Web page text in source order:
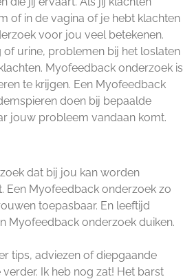
of in de vagina of je hebt klachten
voor jou veel betekenen.
of urine, problemen bij het loslaten
Myofeedback onderzoek is
te krijgen. Een Myofeedback
doen bij bepaalde
jouw probleem vandaan komt.
dat bij jou kan worden
Een Myofeedback onderzoek zo
toepasbaar. En leeftijd
Myofeedback onderzoek duiken.
tips, adviezen of diepgaande
Ik heb nog zat! Het barst